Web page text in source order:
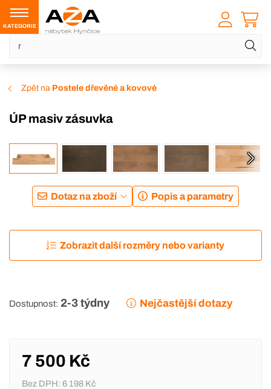
KATEGORIE
Zpět na Postele dřevěné a kovové
ÚP masiv zásuvka
Dotaz na zboží Popis a parametry
Zobrazit další rozměry nebo varianty
Dostupnost: 2-3 týdny Nejčastější dotazy
7 500 Kč
Bez DPH: 6 198 Kč